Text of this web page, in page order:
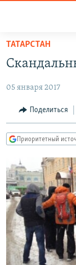
доступа
содержанию
Вернутся
навигации
Вернутся
поиску
ПОДКАСТЫ
АВТОРСКИЕ
ЦИТАТЫ
КУЛЬТУРА
IDEL.РЕАЛИИ
КАВКАЗ.РЕАЛИИ
СЕВЕР.РЕАЛИИ
СИБИРЬ.РЕАЛИИ
РАСПИСАНИЕ
ПОДПИШИТЕСЬ
ТАТАРСТАН
05 января 2017
Поделиться
Приоритетный